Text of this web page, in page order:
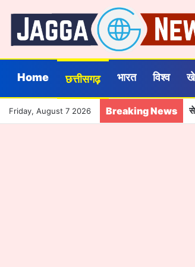
Home छत्तीसगढ़ भारत विश्व
Friday, August 7 2026 Breaking News